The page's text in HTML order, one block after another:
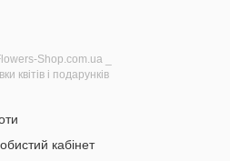
Shop.com.ua _
квітів і подарунків
кабінет